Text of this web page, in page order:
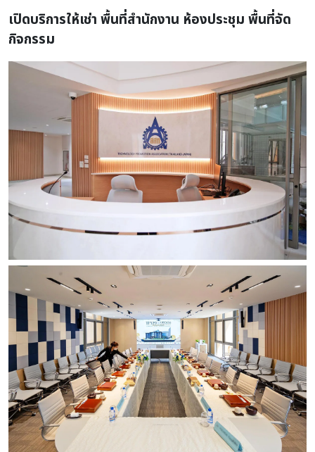
เปิดบริการให้เช่า พื้นที่สำนักงาน ห้องประชุม พื้นที่จัด
กิจกรรม